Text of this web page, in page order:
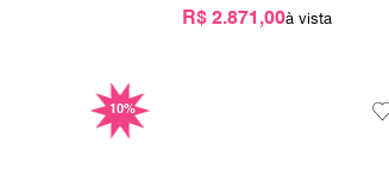
R$ 2.871,00
10%